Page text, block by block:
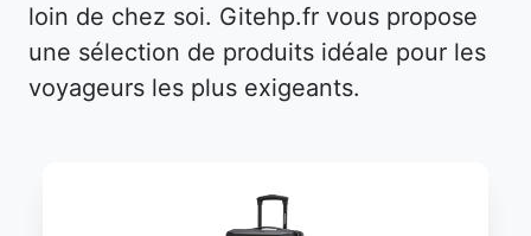
loin de chez soi. Gitehp.fr vous propose
une sélection de produits idéale pour les
voyageurs les plus exigeants.